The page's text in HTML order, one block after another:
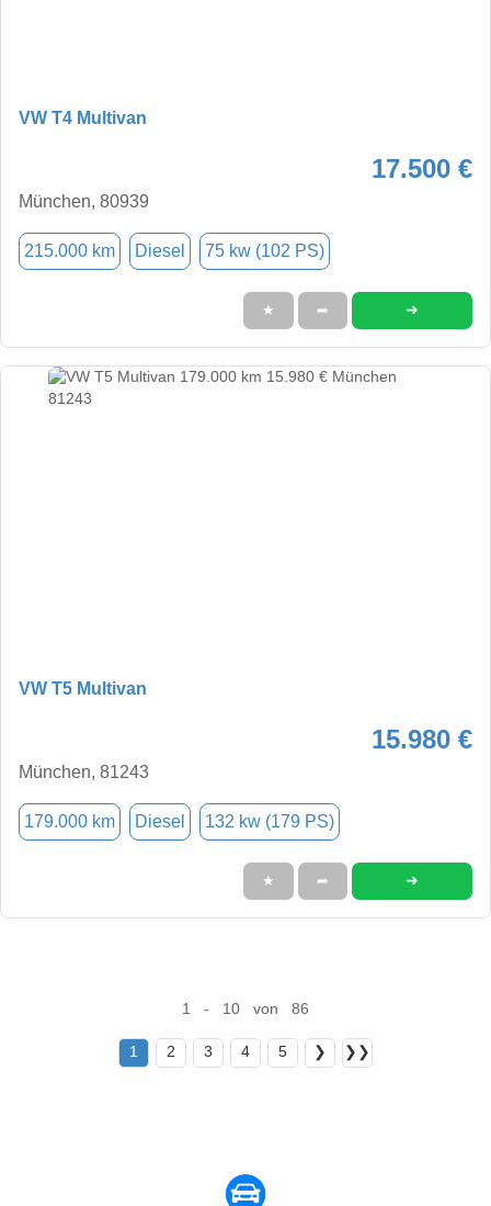
VW T4 Multivan
17.500 €
München, 80939
215.000 km Diesel 75 kw (102 PS)
★ ➦ ➜
VW T5 Multivan
15.980 €
München, 81243
179.000 km Diesel 132 kw (179 PS)
★ ➦ ➜
1 - 10 von 86
1 2 3 4 5 ❯ ❯❯